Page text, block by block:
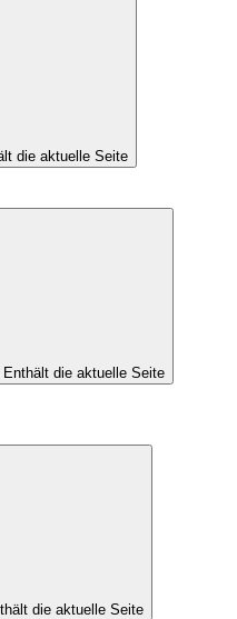
die aktuelle Seite
Enthält die aktuelle Seite
die aktuelle Seite